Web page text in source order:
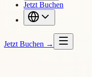
Jetzt Buchen
Jetzt Buchen →